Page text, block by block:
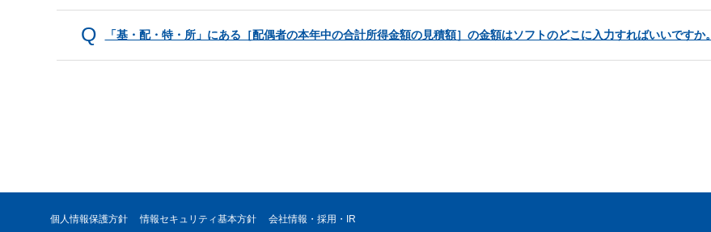
「基・配・特・所」にある［配偶者の本年中の合計所得金額の見積額］の金額はソフトのどこに入力すればいいですか。
個人情報保護方針 情報セキュリティ基本方針 会社情報・採用・IR